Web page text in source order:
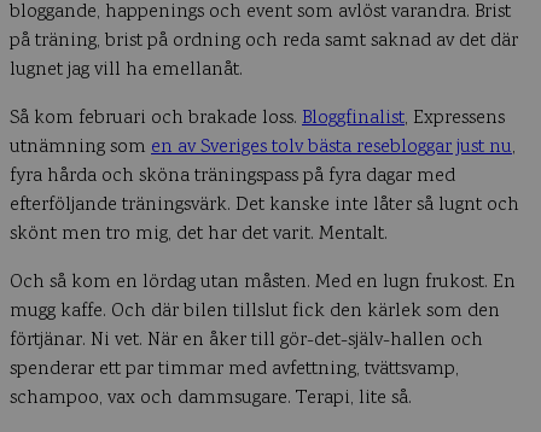
bloggande, happenings och event som avlöst varandra. Brist
på träning, brist på ordning och reda samt saknad av det där
lugnet jag vill ha emellanåt.
Så kom februari och brakade loss. Bloggfinalist, Expressens
utnämning som en av Sveriges tolv bästa resebloggar just nu,
fyra hårda och sköna träningspass på fyra dagar med
efterföljande träningsvärk. Det kanske inte låter så lugnt och
skönt men tro mig, det har det varit. Mentalt.
Och så kom en lördag utan måsten. Med en lugn frukost. En
mugg kaffe. Och där bilen tillslut fick den kärlek som den
förtjänar. Ni vet. När en åker till gör-det-själv-hallen och
spenderar ett par timmar med avfettning, tvättsvamp,
schampoo, vax och dammsugare. Terapi, lite så.